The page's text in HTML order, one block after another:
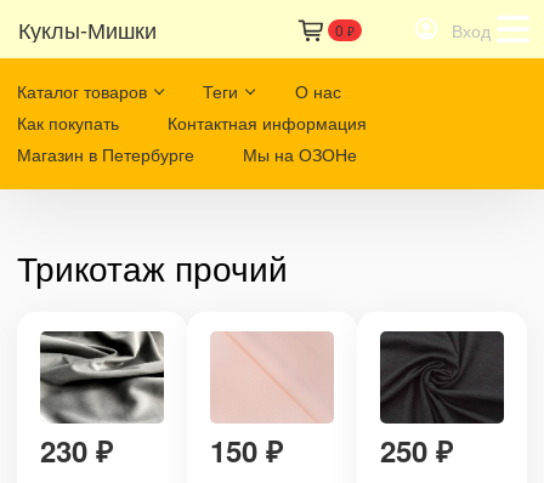
Куклы-Мишки 0 ₽ Вход
Каталог товаров Теги
О нас
Как покупать
Контактная информация
Магазин в Петербурге
Мы на ОЗОНе
Трикотаж прочий
230 ₽ 150 ₽ 250 ₽